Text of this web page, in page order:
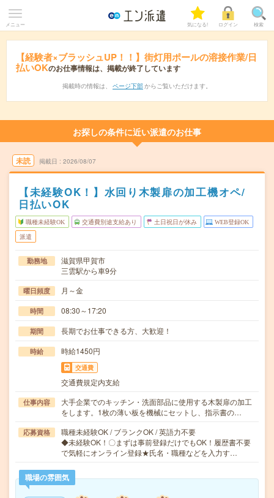
メニュー 気になる! ログイン 検索
【経験者×ブラッシュUP！！】街灯用ポールの溶接作業/日
払いOKのお仕事情報は、掲載が終了しています
掲載時の情報は、 ページ下部 からご覧いただけます。
お探しの条件に近い派遣のお仕事
未読 掲載日 2026/08/07
【未経験OK！】水回り木製扉の加工機オペ/
日払いOK
職種未経験OK 交通費別途支給あり 土日祝日が休み WEB登録OK
派遣
勤務地
滋賀県甲賀市
三雲駅から車9分
曜日頻度 月～金
時間 08:30～17:20
期間 長期でお仕事できる方、大歓迎！
時給 時給1450円
交通費
交通費規定内支給
仕事内容
大手企業でのキッチン・洗面部品に使用する木製扉の加工
をします。1枚の薄い板を機械にセットし、指示書の…
応募資格
職種未経験OK / ブランクOK / 英語力不要
◆未経験OK！〇まずは事前登録だけでもOK！履歴書不要
で気軽にオンライン登録★氏名・職種などを入力す…
職場の雰囲気